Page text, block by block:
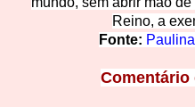
Reino, a
Fonte:
Comentário